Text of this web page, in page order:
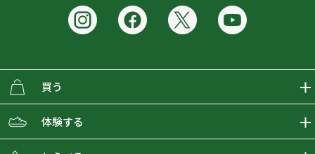
買う
ECMALLの商品をさがす
取り扱いブランド一覧
体験する